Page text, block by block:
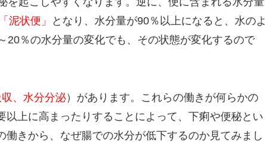
「泥状便」
となり、水分量が90％以上になると、水のよ
20％の水分量の変化でも、その状態が変化するので
、水分分泌）があります。これらの働きが何らかの
上に高まったりすることによって、下痢や便秘とい
きから、なぜ腸での水分が低下するのか見てみまし